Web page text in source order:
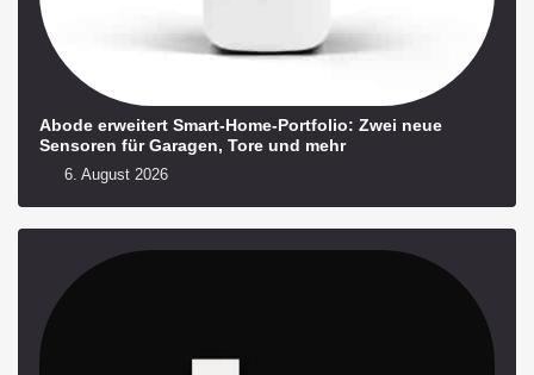
Abode erweitert Smart-Home-Portfolio: Zwei neue
Sensoren für Garagen, Tore und mehr
6. August 2026